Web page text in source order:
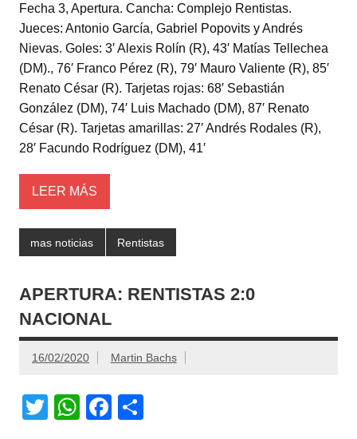
tt
er
at
s
A
p
p
c
e
b
o
o
k
m
p
ar
tir
Fecha 3, Apertura. Cancha: Complejo Rentistas.
Jueces: Antonio García, Gabriel Popovits y Andrés
Nievas. Goles: 3′ Alexis Rolín (R), 43′ Matías Tellechea
(DM)., 76′ Franco Pérez (R), 79′ Mauro Valiente (R), 85′
Renato César (R). Tarjetas rojas: 68′ Sebastián
González (DM), 74′ Luis Machado (DM), 87′ Renato
César (R). Tarjetas amarillas: 27′ Andrés Rodales (R),
28′ Facundo Rodríguez (DM), 41′
LEER MÁS
mas noticias Rentistas
APERTURA: RENTISTAS 2:0
NACIONAL
16/02/2020 Martin Bachs
T
W
F